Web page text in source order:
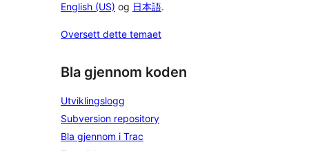
English (US) og 日本語.
Oversett dette temaet
Bla gjennom koden
Utviklingslogg
Subversion repository
Bla gjennom i Trac